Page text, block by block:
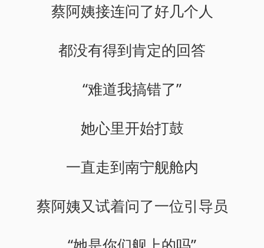
蔡阿姨接连问了好几个人
都没有得到肯定的回答
“难道我搞错了”
她心里开始打鼓
一直走到南宁舰舱内
蔡阿姨又试着问了一位引导员